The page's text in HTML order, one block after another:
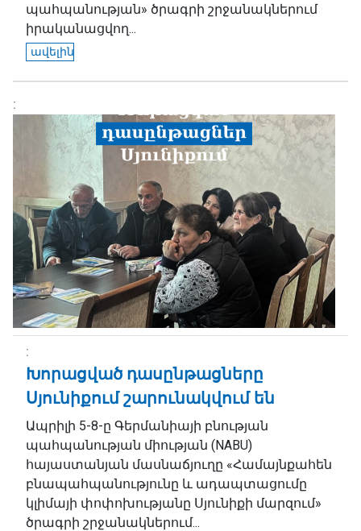
պահպանության» ծրագրի շրջանակներում
իրականացվող...
ավելին
Խորացված դասընթացները
Սյունիքում շարունակվում են
Ապրիլի 5-8-ը Գերմանիայի բնության
պահպանության միության (NABU)
հայաստանյան մասնաճյուղը «Համայնքահեն
բնապահպանությունը և ադապտացումը
կլիմայի փոփոխությանը Սյունիքի մարզում»
ծրագրի շրջանակներում...